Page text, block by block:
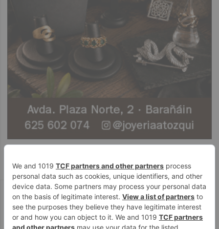
PUBLICIDAD